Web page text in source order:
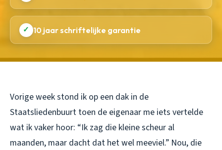
✓ 10 jaar schriftelijke garantie
Vorige week stond ik op een dak in de
Staatsliedenbuurt toen de eigenaar me iets vertelde
wat ik vaker hoor: “Ik zag die kleine scheur al
maanden, maar dacht dat het wel meeviel.” Nou, die